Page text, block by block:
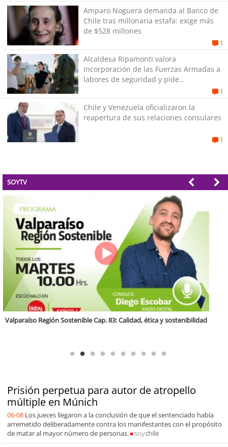
Amparo Noguera demanda al Banco de
Chile tras millonaria estafa: exige más
de $528 millones
1
Alcaldesa Ripamonti valora
incorporación de las Fuerzas Armadas a
labores de seguridad y pide
1
Chile y Venezuela oficializaron la
reapertura de sus relaciones consulares
1
SOYTV
Prisión perpetua para autor de atropello
múltiple en Múnich
06-08 Los jueces llegaron a la conclusión de que el sentenciado había
arremetido deliberadamente contra los manifestantes con el propósito
de matar al mayor número de personas.
soychile